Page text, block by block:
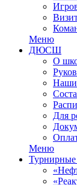
Меню
ДЮСШ
О
Наши
Для
Меню